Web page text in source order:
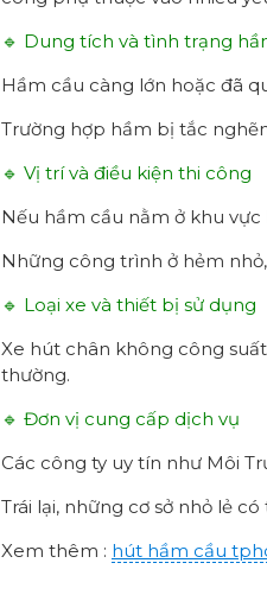
🔹 Dung tích và tình trạng
Hầm cầu càng lớn hoặc đã
Trường hợp hầm bị tắc
🔹 Vị trí và điều kiện thi công
Nếu hầm cầu nằm ở khu
Những công trình ở hẻm
🔹 Loại xe và thiết bị sử dụng
Xe hút chân không công
thường.
🔹 Đơn vị cung cấp dịch vụ
Các công ty uy tín như Môi
Trái lại, những cơ sở nhỏ lẻ
Xem thêm : hút hầm cầu